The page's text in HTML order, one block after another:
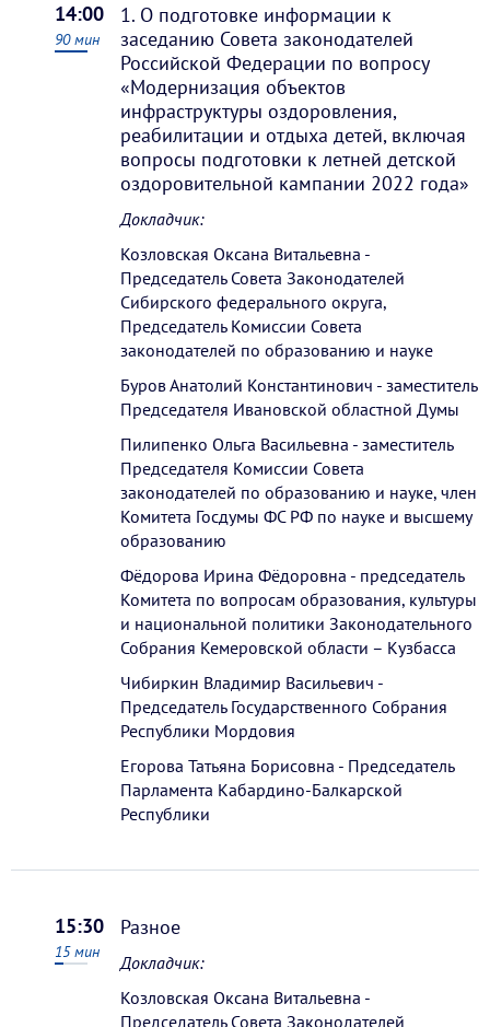
14:00
90мин
1. О подготовке информации к
заседанию Совета законодателей
Российской Федерации по вопросу
«Модернизация объектов
инфраструктуры оздоровления,
реабилитации и отдыха детей, включая
вопросы подготовки к летней детской
оздоровительной кампании 2022 года»
Докладчик:
Козловская Оксана Витальевна -
Председатель Совета Законодателей
Сибирского федерального округа,
Председатель Комиссии Совета
законодателей по образованию и науке
Буров Анатолий Константинович - заместитель
Председателя Ивановской областной Думы
Пилипенко Ольга Васильевна - заместитель
Председателя Комиссии Совета
законодателей по образованию и науке, член
Комитета Госдумы ФС РФ по науке и высшему
образованию
Фёдорова Ирина Фёдоровна - председатель
Комитета по вопросам образования, культуры
и национальной политики Законодательного
Собрания Кемеровской области – Кузбасса
Чибиркин Владимир Васильевич -
Председатель Государственного Собрания
Республики Мордовия
Егорова Татьяна Борисовна - Председатель
Парламента Кабардино-Балкарской
Республики
15:30
15мин
Разное
Докладчик:
Козловская Оксана Витальевна -
Председатель Совета Законодателей